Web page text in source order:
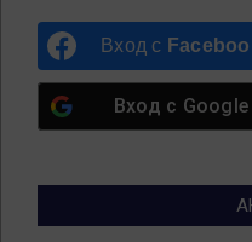
Вход с
Вход с Google